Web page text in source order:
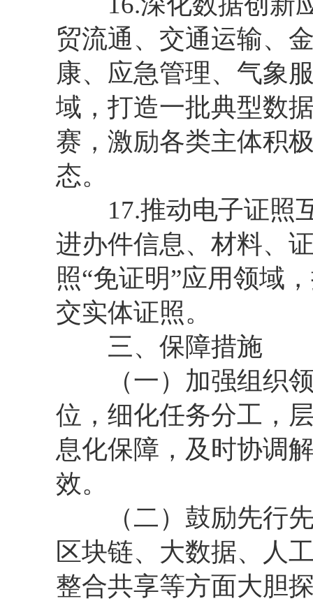
贸流通、交通运输、
康、应急管理、气象
域，打造一批典型数
赛，激励各类主体积
态。
17.推动电子证照互
进办件信息、材料、
照“免证明”应用领域
交实体证照。
三、保障措施
（一）加强组织领
位，细化任务分工，
息化保障，及时协调
效。
（二）鼓励先行先
区块链、大数据、人
整合共享等方面大胆